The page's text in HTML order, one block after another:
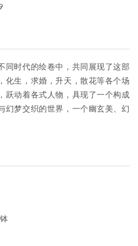
同时代的绘卷中，共同展现了这部
化生，求婚，升天，散花等各个场
跃动着各式人物，具现了一个构成
幻梦交织的世界，一个幽玄美、幻